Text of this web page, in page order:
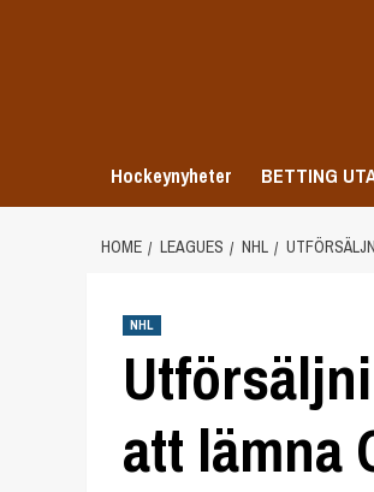
Hockeynyheter BETTING
HOME LEAGUES NHL
NHL
att lämna